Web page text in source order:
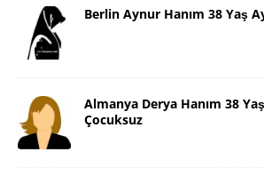
Berlin Aynur Hanım 38 Yaş
Almanya Derya Hanım 38
Çocuksuz